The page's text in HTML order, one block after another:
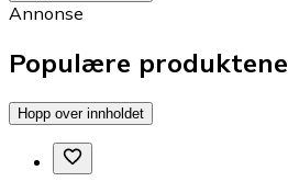
Annonse
Populære produktene
Hopp over innholdet